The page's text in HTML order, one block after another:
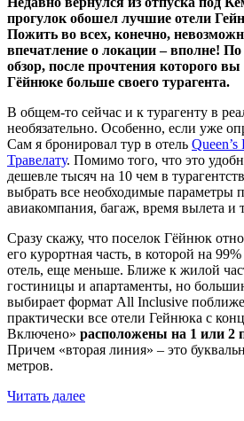
прогулок обошел лучшие отели
Пожить во всех, конечно,
впечатление о локации – вполне! По
обзор, после прочтения которого вы
Гёйнюке больше своего турагента.
В общем-то сейчас и к турагенту в
необязательно. Особенно, если уже
Сам я бронировал тур в отель
Травелату. Помимо того, что это
дешевле тысяч на 10 чем в
выбрать все необходимые параметры
авиакомпания, багаж, время вылета и
Сразу скажу, что поселок Гёйнюк
его курортная часть, в которой на
отель, еще меньше. Ближе к жилой
гостиницы и апартаменты, но
выбирает формат All Inclusive
практически все отели Гейнюка с
Включено» расположены на 1 или 2
Причем «вторая линия» – это
метров.
Читать далее